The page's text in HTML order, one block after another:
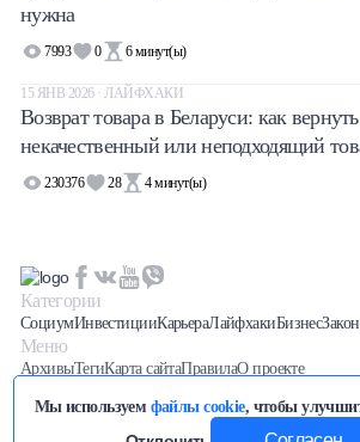
Мы используем файлы cookie, чтобы
нужна
7993 0 6 минут(ы)
15 ЯНВ 2026 · ЛАЙФХАКИ
Возврат товара в Беларуси: как вернуть
некачественный или неподходящий
230376 28 4минут(ы)
Категории
СоциумИнвестицииКарьераЛайфхакиБизнес
Меню
АрхивыТегиКарта сайтаПравилаО проекте
канале
SEO продвижение